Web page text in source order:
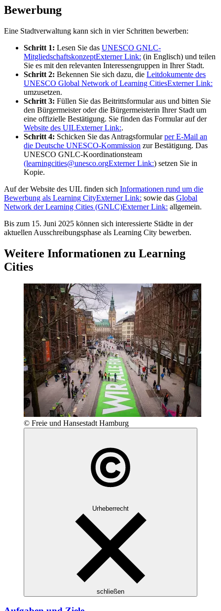
Bewerbung
Eine Stadtverwaltung kann sich in vier Schritten bewerben:
Schritt 1: Lesen Sie das UNESCO GNLC-
MitgliedschaftskonzeptExterner Link: (in Englisch) und teilen
Sie es mit den relevanten Interessengruppen in Ihrer Stadt.
Schritt 2: Bekennen Sie sich dazu, die Leitdokumente des
UNESCO Global Network of Learning CitiesExterner Link:
umzusetzen.
Schritt 3: Füllen Sie das Beitrittsformular aus und bitten Sie
den Bürgermeister oder die Bürgermeisterin Ihrer Stadt um
eine offizielle Bestätigung. Sie finden das Formular auf der
Website des UILExterner Link:.
Schritt 4: Schicken Sie das Antragsformularper E-Mail an
die Deutsche UNESCO-Kommission zur Bestätigung. Das
UNESCO GNLC-Koordinationsteam
(learningcities@unesco.orgExterner Link:) setzen Sie in
Kopie.
Auf der Website des UIL finden sich Informationen rund um die
Bewerbung als Learning CityExterner Link: sowie das Global
Network der Learning Cities (GNLC)Externer Link: allgemein.
Bis zum 15. Juni 2025 können sich interessierte Städte in der
aktuellen Ausschreibungsphase als Learning City bewerben.
Weitere Informationen zu Learning
Cities
© Freie und Hansestadt Hamburg
Urheberrecht
schließen